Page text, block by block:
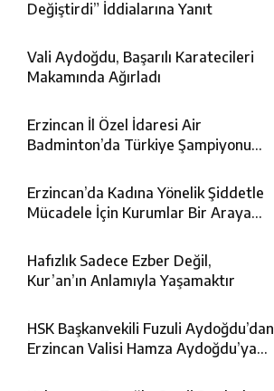
Değiştirdi” İddialarına Yanıt
Vali Aydoğdu, Başarılı Karatecileri
Makamında Ağırladı
Erzincan İl Özel İdaresi Air
Badminton’da Türkiye Şampiyonu
Erzincan’da Kadına Yönelik Şiddetle
Mücadele İçin Kurumlar Bir Araya
Hafızlık Sadece Ezber Değil,
Kur’an’ın Anlamıyla Yaşamaktır
HSK Başkanvekili Fuzuli Aydoğdu’dan
Erzincan Valisi Hamza Aydoğdu’ya